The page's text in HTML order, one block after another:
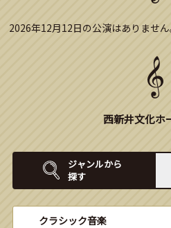
2026年12月12日の公演はありません
西新井文化ホ
ジャンルから
探す
クラシック音楽